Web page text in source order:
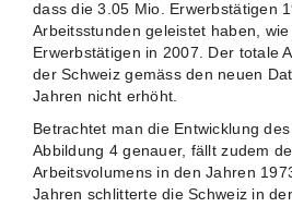
dass die 3.05 Mio. Erwerbstätigen
Arbeitsstunden geleistet haben,
Erwerbstätigen in 2007. Der totale
der Schweiz gemäss den neuen
Jahren nicht erhöht.
Betrachtet man die Entwicklung
Abbildung 4 genauer, fällt zudem
Arbeitsvolumens in den Jahren
Jahren schlitterte die Schweiz in